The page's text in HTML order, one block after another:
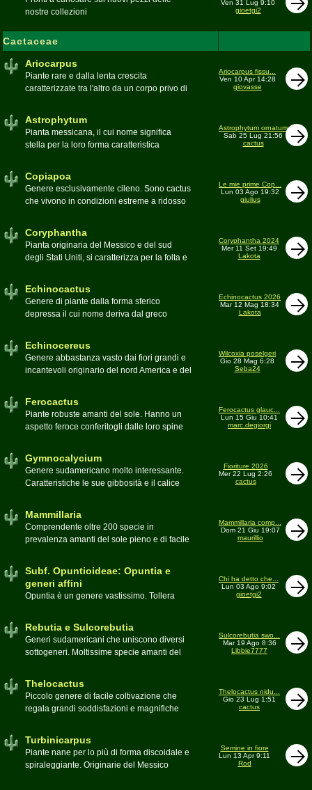
nostre collezioni
Ven 31 Lug 9:10
gioetgi2
Cactaceae
Ariocarpus
Piante rare e dalla lenta crescita
caratterizzate tra l'altro da un corpo privo di
alto rischio di scomparsa in habitat. Amanti
di terricci calcarei e ben drenati
Moderatore
Ariocarpus fissu...
Ven 10 Apr 14:28
giovasse
Astrophytum
Pianta messicana, il cui nome significa
stella per la loro forma caratteristica
Astrophytum ornatum
Sab 25 Lug 21:56
cactus
Copiapoa
Genere esclusivamente cileno. Sono cactus
che vivono in condizioni estreme a ridosso
ModeratoreLuca
Le mie prime Cop...
Lun 03 Ago 19:32
giulius
Coryphantha
Pianta originaria del Messico e del sud
degli Stati Uniti, si caratterizza per la folta e
ànthos (fiore) per via dei suoi fiori che
spuntano sulla cima della pianta
Moderatore
Coryphantha 2024
Mer 11 Set 19:49
Lakota
Echinocactus
Genere di piante dalla forma sferico
depressa il cui nome deriva dal greco
denominati cactus barile per il loro notevole
pessimo
Echinocactus 2026
Mar 12 Mag 18:34
Lakota
Echinocereus
Genere abbastanza vasto dai fiori grandi e
incantevoli originario del nord America e del
Wilcoxia poselgeri
Gio 28 Mag 6:28
Seba24
Ferocactus
Piante robuste amanti del sole. Hanno un
aspetto feroce conferitogli dalle loro spine
Ferocactus glauc...
Lun 15 Giu 10:41
marc.degiorgi
Gymnocalycium
Genere sudamericano molto interessante.
Caratteristiche le sue gibbosità e il calice
Fioriture 2026
Mer 22 Lug 2:26
cactus
Mammillaria
Comprendente oltre 200 specie in
prevalenza amanti del sole pieno e di facile
Mammillaria comp...
Dom 21 Giu 19:07
maurillio
Subf. Opuntioideae: Opuntia e
generi affini
Opuntia è un genere vastissimo. Tollera
Canada. Caratteristiche le temute spine
carnosi spesso commestibili
Chi ha detto che...
Lun 03 Ago 9:02
gioetgi2
Rebutia e Sulcorebutia
Generi sudamericani che uniscono diversi
sottogeneri. Moltissime specie amanti del
Sulcorebutia swo...
Mar 19 Ago 8:36
Libbie7777
Thelocactus
Piccolo genere di facile coltivazione che
regala grandi soddisfazioni e magnifiche
Thelocactus nidu...
Gio 23 Lug 1:51
cactus
Turbinicarpus
Piante nane per lo più di forma discoidale e
spiraleggiante. Originarie del Messico
Semine in fiore
Lun 13 Apr 9:11
Rod